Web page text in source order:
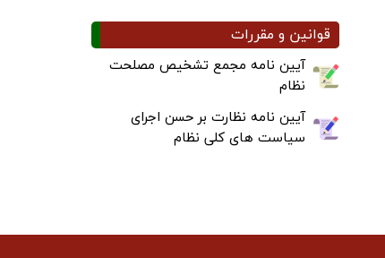
قوانین و مقررات
آیین نامه مجمع تشخیص مصلحت
نظام
آیین نامه نظارت بر حسن اجرای
سیاست های کلی نظام